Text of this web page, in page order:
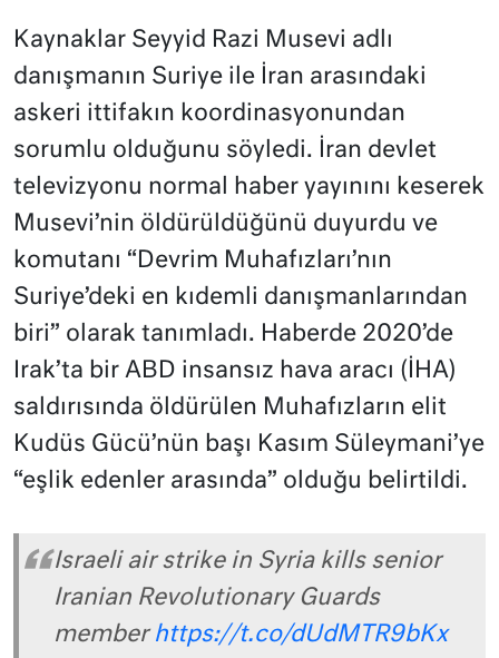
Kaynaklar Seyyid Razi Musevi adlı
danışmanın Suriye ile İran arasındaki
askeri ittifakın koordinasyonundan
sorumlu olduğunu söyledi. İran devlet
televizyonu normal haber yayınını keserek
Musevi’nin öldürüldüğünü duyurdu ve
komutanı “Devrim Muhafızları’nın
Suriye’deki en kıdemli danışmanlarından
biri” olarak tanımladı. Haberde 2020’de
Irak’ta bir ABD insansız hava aracı (İHA)
saldırısında öldürülen Muhafızların elit
Kudüs Gücü’nün başı Kasım Süleymani’ye
“eşlik edenler arasında” olduğu belirtildi.
Israeli air strike in Syria kills senior
Iranian Revolutionary Guards
memberhttps://t.co/dUdMTR9bKx